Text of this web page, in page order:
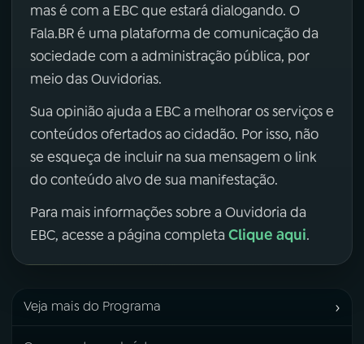
mas é com a EBC que estará dialogando. O
Fala.BR é uma plataforma de comunicação da
sociedade com a administração pública, por
meio das Ouvidorias.
Sua opinião ajuda a EBC a melhorar os serviços e
conteúdos ofertados ao cidadão. Por isso, não
se esqueça de incluir na sua mensagem o link
do conteúdo alvo de sua manifestação.
Para mais informações sobre a Ouvidoria da
EBC, acesse a página completa Clique aqui.
Veja mais do Programa ›